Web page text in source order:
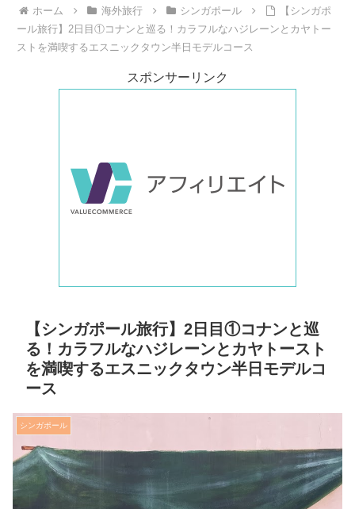
ホーム 海外旅行 シンガポール
【シンガポ
ール旅行】2日目①コナンと巡る！カラフルなハジレーンとカヤトー
ストを満喫するエスニックタウン半日モデルコース
スポンサーリンク
【シンガポール旅行】2日目①コナンと巡
る！カラフルなハジレーンとカヤトースト
を満喫するエスニックタウン半日モデルコ
ース
シンガポール